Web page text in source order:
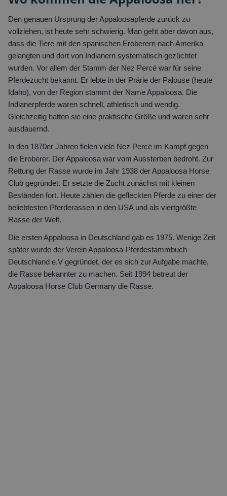
Den genauen Ursprung der Appaloosapferde zurück zu
vollziehen, ist heute sehr schwierig. Man geht aber davon aus,
dass die Tiere mit den spanischen Eroberern nach Amerika
gelangten und dort von Indianern systematisch gezüchtet
wurden. Vor allem der Stamm der Nez Percé war für seine
Pferdezucht bekannt. Er lebte in der Prärie der Palouse (heute
Idaho), von der Region stammt der Name Appaloosa. Die
Indianerpferde waren schnell, athletisch und wendig.
Gleichzeitig hatten sie eine praktische Größe und waren sehr
ausdauernd.
In den 1870er Jahren fielen viele Nez Percé im Kampf gegen
die Eroberer. Der Appaloosa war vom Aussterben bedroht. Zur
Rettung der Rasse wurde im Jahr 1938 der Appaloosa Horse
Club gegründet. Er setzte die Zucht zunächst mit kleinen
Beständen fort. Heute zählen die gefleckten Pferde zu einer der
beliebtesten Pferderassen in den USA und als viertgrößte
Rasse der Welt.
Die ersten Appaloosa in Deutschland gab es 1975. Wenige Zeit
später wurde der Verein Appaloosa-Pferdestammbuch
Deutschland e.V gegründet, der es sich zur Aufgabe machte,
die Rasse bekannter zu machen. Seit 1994 betreut der
Appaloosa Horse Club Germany die Rasse.